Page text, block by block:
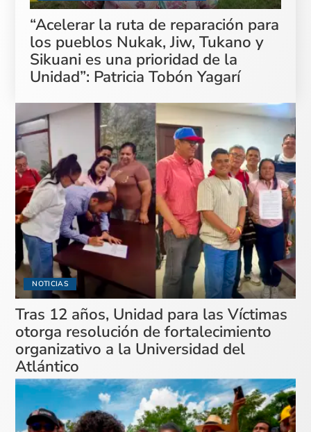
“Acelerar la ruta de reparación para
los pueblos Nukak, Jiw, Tukano y
Sikuani es una prioridad de la
Unidad”: Patricia Tobón Yagarí
NOTICIAS
Tras 12 años, Unidad para las Víctimas
otorga resolución de fortalecimiento
organizativo a la Universidad del
Atlántico